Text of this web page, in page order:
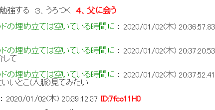
強する ３、うろつく４、父に会う
ドの埋め立ては空いている時間に ：2020/01/02(木) 20:36:57.83
ドの埋め立ては空いている時間に ：2020/01/02(木) 20:37:20.53
て
ドの埋め立ては空いている時間に ：2020/01/02(木) 20:37:52.41
いいとこ(人脈)見てみたい
：2020/01/02(木) 20:39:12.37 ID:7fco11H0